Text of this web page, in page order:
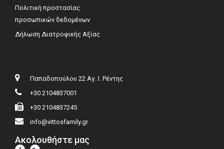
Πολιτική προστασίας
προσωπικών δεδομένων
Δήλωση Διατροφικής Αξίας
Παπαδοπούλου 22 Αγ. Ι. Ρέντης
+30 2104837001
+30 2104837245
info@vittosfamily.gr
Ακολουθήστε μας